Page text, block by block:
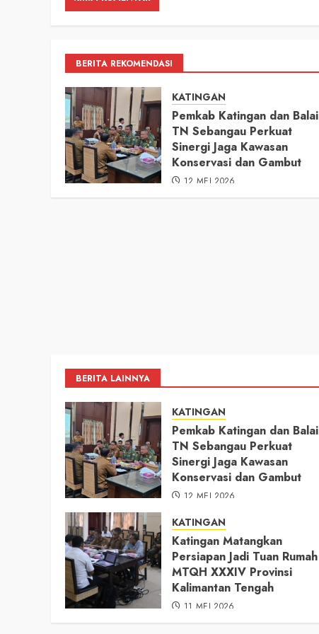
BERITA REKOMENDASI
KATINGAN
Pemkab Katingan dan Balai
TN Sebangau Perkuat
Sinergi Jaga Kawasan
Konservasi dan Gambut
12 MEI 2026
BERITA LAINNYA
KATINGAN
Pemkab Katingan dan Balai
TN Sebangau Perkuat
Sinergi Jaga Kawasan
Konservasi dan Gambut
12 MEI 2026
KATINGAN
Katingan Matangkan
Persiapan Jadi Tuan Rumah
MTQH XXXIV Provinsi
Kalimantan Tengah
11 MEI 2026